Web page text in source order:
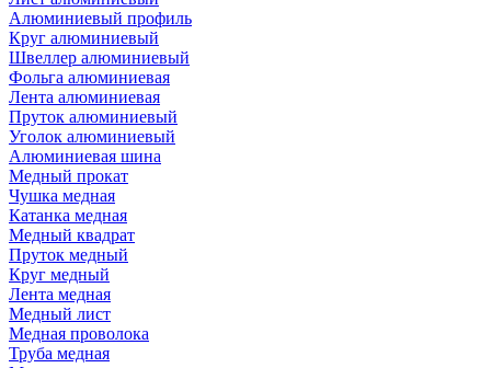
Алюминиевый профиль
Круг алюминиевый
Швеллер алюминиевый
Фольга алюминиевая
Лента алюминиевая
Пруток алюминиевый
Уголок алюминиевый
Алюминиевая шина
Медный прокат
Чушка медная
Катанка медная
Медный квадрат
Пруток медный
Круг медный
Лента медная
Медный лист
Медная проволока
Труба медная